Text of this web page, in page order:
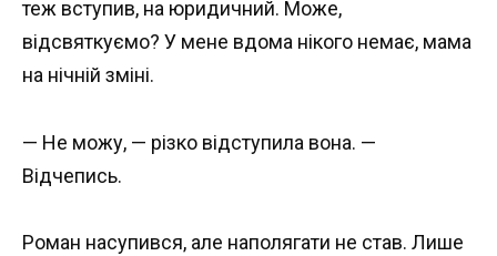
теж вступив, на юридичний. Може,
відсвяткуємо? У мене вдома нікого немає, мама
на нічній зміні.
— Не можу, — різко відступила вона. —
Відчепись.
Роман насупився, але наполягати не став. Лише